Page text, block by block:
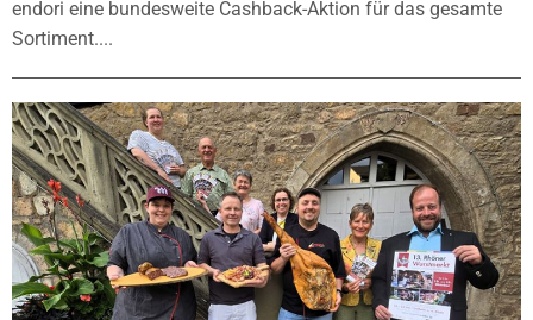
endori eine bundesweite Cashback-Aktion für das gesamte
Sortiment....